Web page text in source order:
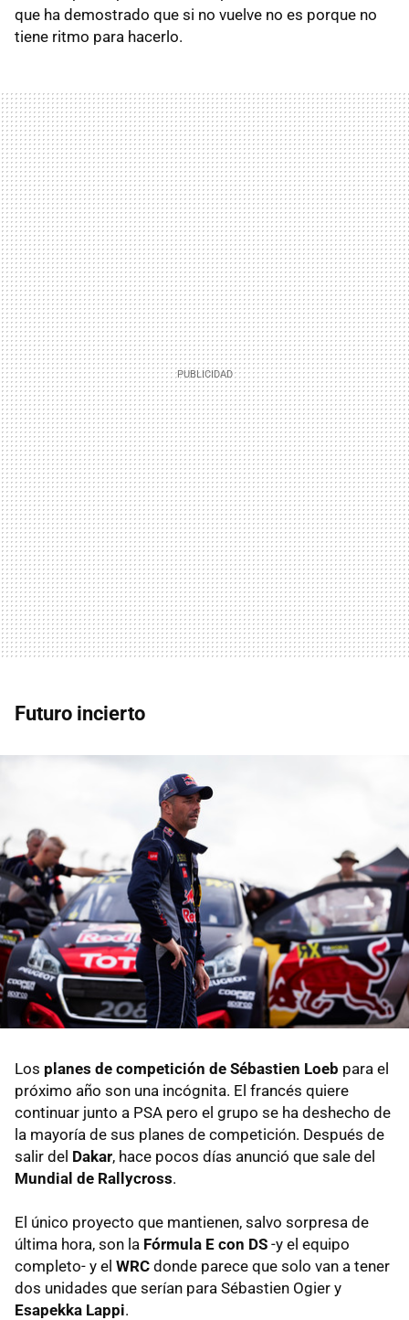
que ha demostrado que si no vuelve no es porque no
tiene ritmo para hacerlo.
Futuro incierto
Los planes de competición de Sébastien Loeb para el
próximo año son una incógnita. El francés quiere
continuar junto a PSA pero el grupo se ha deshecho de
la mayoría de sus planes de competición. Después de
salir del Dakar, hace pocos días anunció que sale del
Mundial de Rallycross.
El único proyecto que mantienen, salvo sorpresa de
última hora, son la Fórmula E con DS -y el equipo
completo- y el WRC donde parece que solo van a tener
dos unidades que serían para Sébastien Ogier y
Esapekka Lappi.